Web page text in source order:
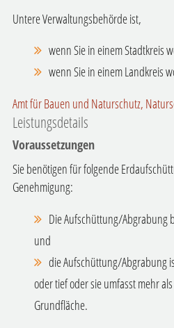
Untere Verwaltungsbehörde ist,
wenn Sie in einem Stadtkreis
wenn Sie in einem Landkreis
Amt für Bauen und Naturschutz,
Leistungsdetails
Voraussetzungen
Sie benötigen für folgende
Genehmigung:
Die Aufschüttung/Abgrabung
und
die Aufschüttung/Abgrabung
oder tief oder sie umfasst mehr
Grundfläche.